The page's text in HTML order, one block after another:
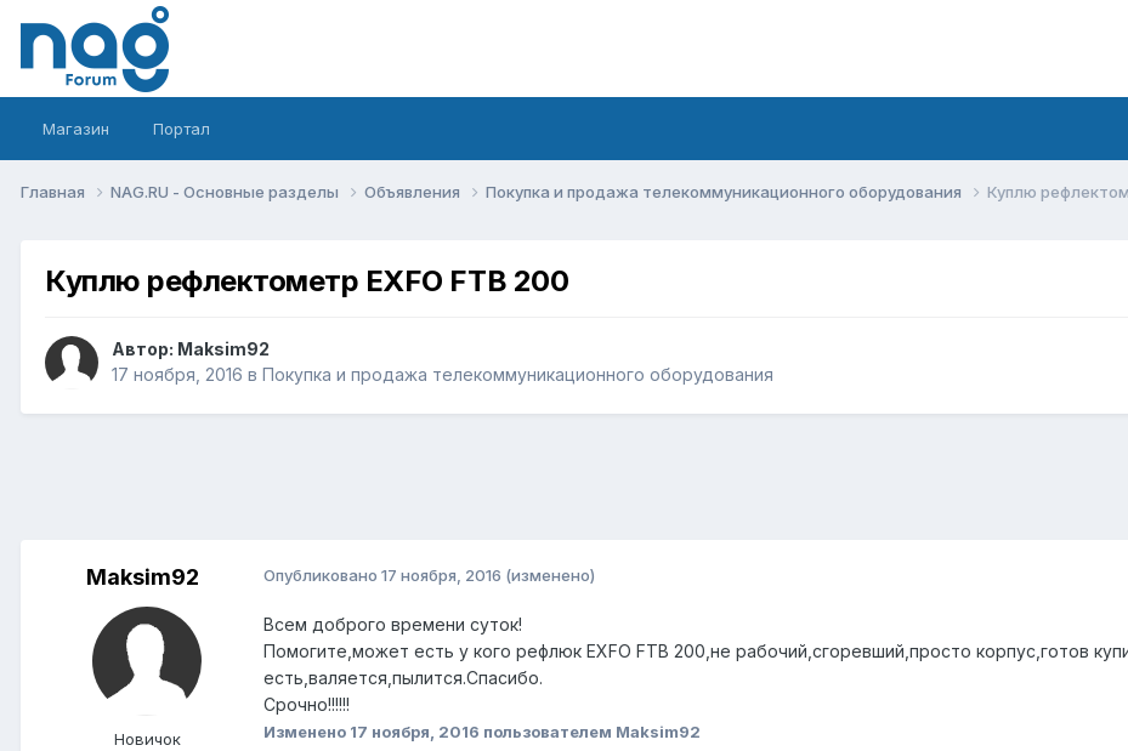
Магазин Портал
Главная NAG.RU - Основные разделы Объявления Покупка и продажа телекоммуникационного оборудования Куплю
Куплю рефлектометр EXFO FTB 200
Автор: Maksim92
17 ноября, 2016 в Покупка и продажа телекоммуникационного оборудования
Maksim92
Новичок
Опубликовано 17 ноября, 2016 (изменено)
Всем доброго времени суток!
Помогите,может есть у кого рефлюк EXFO FTB 200,не рабочий,сгоревший,просто корпус,готов
есть,валяется,пылится.Спасибо.
Срочно!!!!!!
Изменено 17 ноября, 2016 пользователем Maksim92